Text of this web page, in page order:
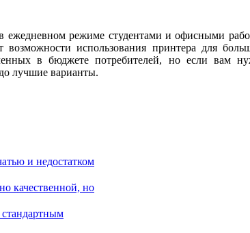
ежедневном режиме студентами и офисными
возможности использования принтера для
в бюджете потребителей, но если вам
лучшие варианты.
и недостатком
качественной, но